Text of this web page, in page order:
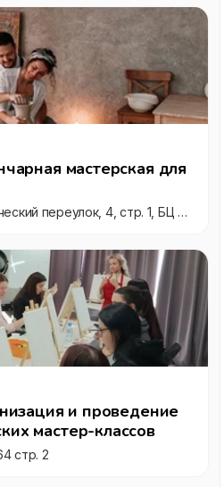
мастерская для
Россия, Москва, Певческий переулок, 4, стр. 1, БЦ на Певческом, этаж 4
и проведение
мастер-классов
стр. 2